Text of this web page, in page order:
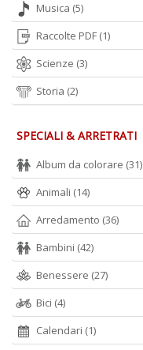
Musica (5)
Raccolte PDF (1)
Scienze (3)
Storia (2)
SPECIALI & ARRETRATI
Album da colorare (31)
Animali (14)
Arredamento (36)
Bambini (42)
Benessere (27)
Bici (4)
Calendari (1)